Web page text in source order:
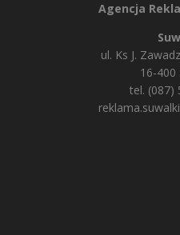
Agencja
ul. Ks J.
16-400
tel. (087)